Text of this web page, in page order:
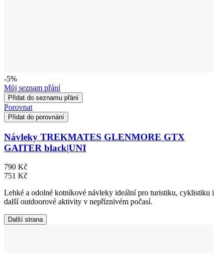
-5%
Můj seznam přání
Přidat do seznamu přání
Porovnat
Přidat do porovnání
Návleky TREKMATES GLENMORE GTX
GAITER black|UNI
790 Kč
751 Kč
Lehké a odolné kotníkové návleky ideální pro turistiku, cyklistiku i
další outdoorové aktivity v nepříznivém počasí.
Další strana